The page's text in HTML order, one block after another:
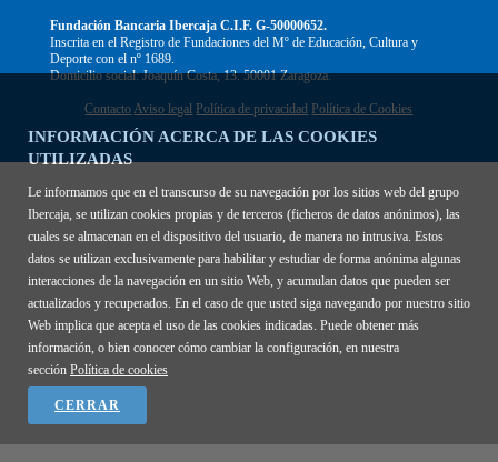
INFORMACIÓN ACERCA DE LAS COOKIES
UTILIZADAS
Le informamos que en el transcurso de su navegación por los sitios web del grupo
Ibercaja, se utilizan cookies propias y de terceros (ficheros de datos anónimos), las
cuales se almacenan en el dispositivo del usuario, de manera no intrusiva. Estos
datos se utilizan exclusivamente para habilitar y estudiar de forma anónima algunas
interacciones de la navegación en un sitio Web, y acumulan datos que pueden ser
actualizados y recuperados. En el caso de que usted siga navegando por nuestro sitio
Web implica que acepta el uso de las cookies indicadas. Puede obtener más
información, o bien conocer cómo cambiar la configuración, en nuestra
sección Política de cookies
CERRAR
Fundación Bancaria Ibercaja C.I.F. G-50000652.
Inscrita en el Registro de Fundaciones del Mº de Educación, Cultura y
Deporte con el nº 1689.
Domicilio social: Joaquín Costa, 13. 50001 Zaragoza.
Contacto Aviso legal Política de privacidad Política de Cookies